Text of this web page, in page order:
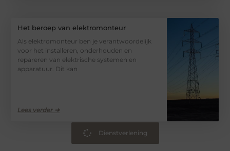
Het beroep van elektromonteur
Als elektromonteur ben je verantwoordelijk
voor het installeren, onderhouden en
repareren van elektrische systemen en
apparatuur. Dit kan
Lees verder ➜
Dienstverlening